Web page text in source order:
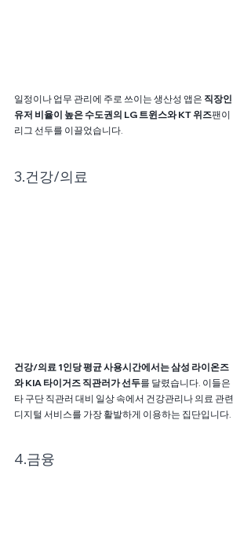
일정이나 업무 관리에 주로 쓰이는 생산성 앱은 직장인
유저 비율이 높은 수도권의 LG 트윈스와 KT 위즈팬이
리그 선두를 이끌었습니다.
3.건강/의료
건강/의료 1인당 평균 사용시간에서는 삼성 라이온즈
와 KIA 타이거즈 직관러가 선두를 달렸습니다. 이들은
타 구단 직관러 대비 일상 속에서 건강관리나 의료 관련
디지털 서비스를 가장 활발하게 이용하는 집단입니다.
4.금융